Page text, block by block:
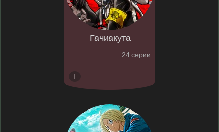
Гачиакута
24 серии